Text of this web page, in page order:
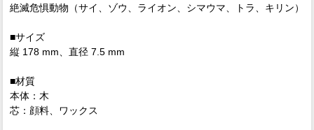
絶滅危惧動物（サイ、ゾウ、ライオン、シマウマ、トラ、キリン）
■サイズ
縦 178 mm、直径 7.5 mm
■材質
本体：木
芯：顔料、ワックス